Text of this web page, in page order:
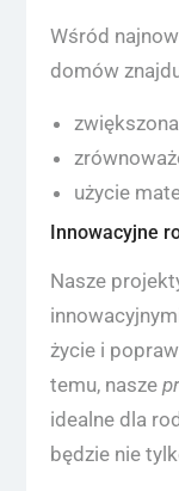
Wśród
domów
użycie
Innowacyjne
Nasze
życie i
temu, nasze
idealne dla
będzie nie